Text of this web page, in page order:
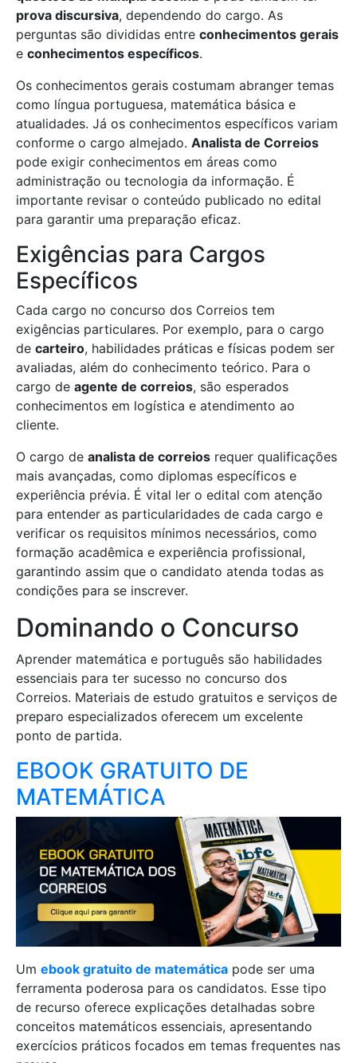
prova discursiva, dependendo do cargo. As
perguntas são divididas entre conhecimentos gerais
e conhecimentos específicos.
Os conhecimentos gerais costumam abranger temas
como língua portuguesa, matemática básica e
atualidades. Já os conhecimentos específicos variam
conforme o cargo almejado. Analista de Correios
pode exigir conhecimentos em áreas como
administração ou tecnologia da informação. É
importante revisar o conteúdo publicado no edital
para garantir uma preparação eficaz.
Exigências para Cargos
Específicos
Cada cargo no concurso dos Correios tem
exigências particulares. Por exemplo, para o cargo
de carteiro, habilidades práticas e físicas podem ser
avaliadas, além do conhecimento teórico. Para o
cargo de agente de correios, são esperados
conhecimentos em logística e atendimento ao
cliente.
O cargo de analista de correios requer qualificações
mais avançadas, como diplomas específicos e
experiência prévia. É vital ler o edital com atenção
para entender as particularidades de cada cargo e
verificar os requisitos mínimos necessários, como
formação acadêmica e experiência profissional,
garantindo assim que o candidato atenda todas as
condições para se inscrever.
Dominando o Concurso
Aprender matemática e português são habilidades
essenciais para ter sucesso no concurso dos
Correios. Materiais de estudo gratuitos e serviços de
preparo especializados oferecem um excelente
ponto de partida.
EBOOK GRATUITO DE
MATEMÁTICA
Um ebook gratuito de matemática pode ser uma
ferramenta poderosa para os candidatos. Esse tipo
de recurso oferece explicações detalhadas sobre
conceitos matemáticos essenciais, apresentando
exercícios práticos focados em temas frequentes nas